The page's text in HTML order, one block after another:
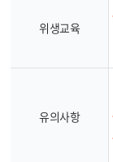
위생교육
유의사항